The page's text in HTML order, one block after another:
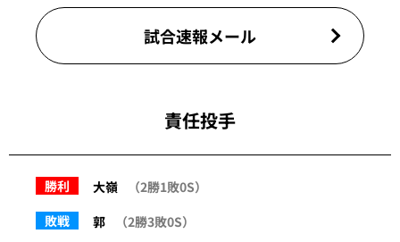
試合速報メール
責任投手
勝利 大嶺
（2勝1敗0S）
敗戦
郭 （2勝3敗0S）